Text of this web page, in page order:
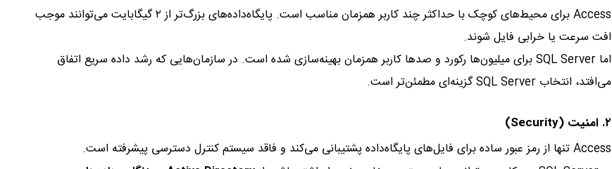
Access برای محیط‌های کوچک با حداکثر چند کاربر همزمان مناسب است. پایگاه‌داده‌های بزرگ‌تر از ۲ گیگابایت می‌توانند موجب
افت سرعت یا خرابی فایل شوند.
اما SQL Server برای میلیون‌ها رکورد و صدها کاربر همزمان بهینه‌سازی شده است. در سازمان‌هایی که رشد داده سریع اتفاق
می‌افتد، انتخاب SQL Server گزینه‌ای مطمئن‌تر است.
۲. امنیت (Security)
Access تنها از رمز عبور ساده برای فایل‌های پایگاه‌داده پشتیبانی می‌کند و فاقد سیستم کنترل دسترسی پیشرفته است.